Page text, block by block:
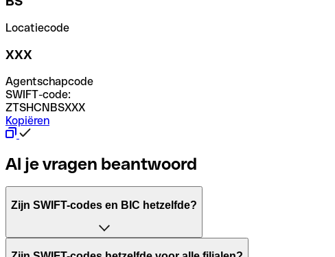
Locatiecode
XXX
Agentschapcode
SWIFT-code:
ZTSHCNBSXXX
Kopiëren
Al je vragen beantwoord
Zijn SWIFT-codes en BIC hetzelfde?